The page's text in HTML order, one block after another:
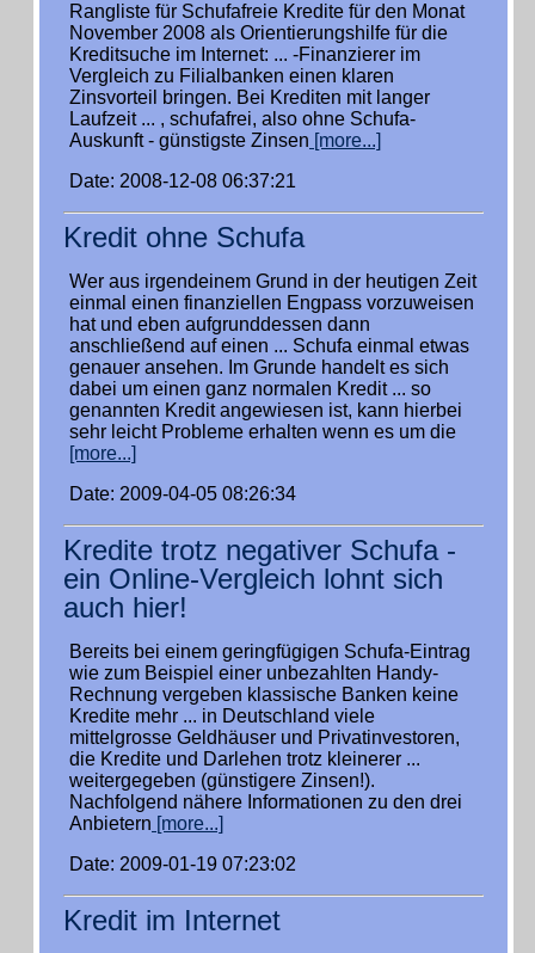
Rangliste für Schufafreie Kredite für den Monat
November 2008 als Orientierungshilfe für die
Kreditsuche im Internet: ... -Finanzierer im
Vergleich zu Filialbanken einen klaren
Zinsvorteil bringen. Bei Krediten mit langer
Laufzeit ... , schufafrei, also ohne Schufa-
Auskunft - günstigste Zinsen [more...]
Date: 2008-12-08 06:37:21
Kredit ohne Schufa
Wer aus irgendeinem Grund in der heutigen Zeit
einmal einen finanziellen Engpass vorzuweisen
hat und eben aufgrunddessen dann
anschließend auf einen ... Schufa einmal etwas
genauer ansehen. Im Grunde handelt es sich
dabei um einen ganz normalen Kredit ... so
genannten Kredit angewiesen ist, kann hierbei
sehr leicht Probleme erhalten wenn es um die
[more...]
Date: 2009-04-05 08:26:34
Kredite trotz negativer Schufa -
ein Online-Vergleich lohnt sich
auch hier!
Bereits bei einem geringfügigen Schufa-Eintrag
wie zum Beispiel einer unbezahlten Handy-
Rechnung vergeben klassische Banken keine
Kredite mehr ... in Deutschland viele
mittelgrosse Geldhäuser und Privatinvestoren,
die Kredite und Darlehen trotz kleinerer ...
weitergegeben (günstigere Zinsen!).
Nachfolgend nähere Informationen zu den drei
Anbietern [more...]
Date: 2009-01-19 07:23:02
Kredit im Internet